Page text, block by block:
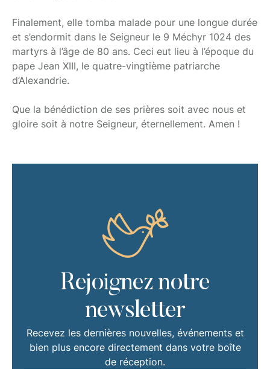
Finalement, elle tomba malade pour une longue durée
et s’endormit dans le Seigneur le 9 Méchyr 1024 des
martyrs à l’âge de 80 ans. Ceci eut lieu à l’époque du
pape Jean XIII, le quatre-vingtième patriarche
d’Alexandrie.
Que la bénédiction de ses prières soit avec nous et
gloire soit à notre Seigneur, éternellement. Amen !
Rejoignez notre
newsletter
Recevez les dernières nouvelles, événements et
bien plus encore directement dans votre boîte
de réception.